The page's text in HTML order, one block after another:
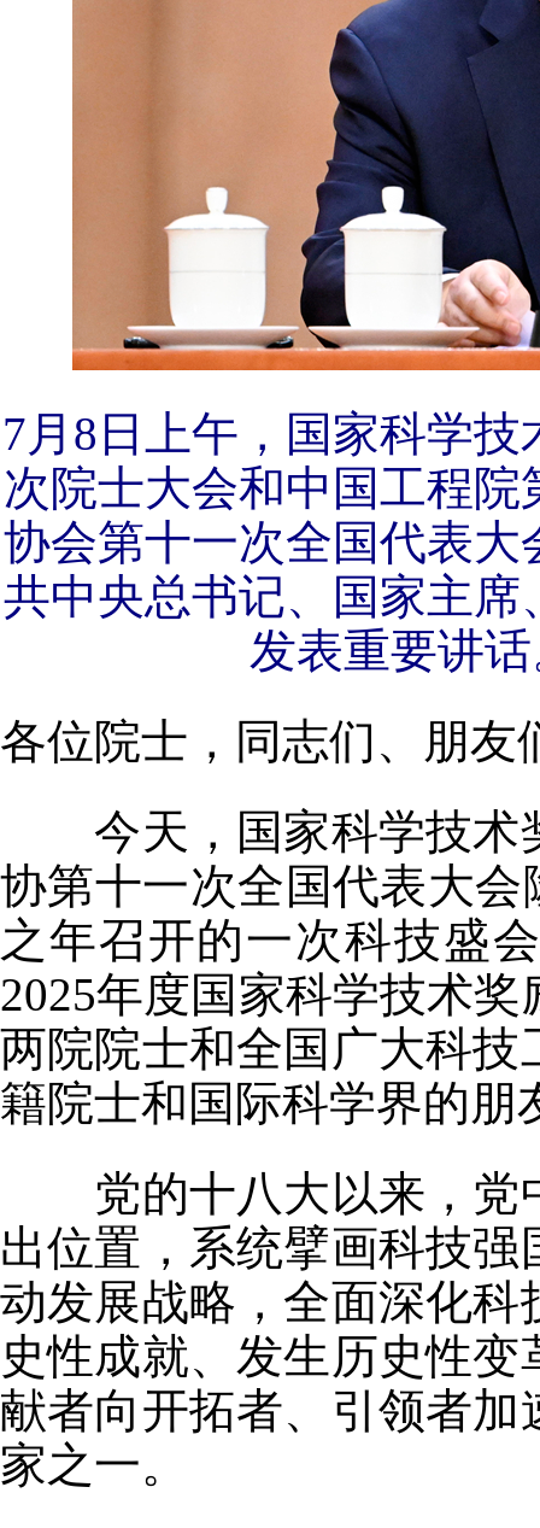
7月8日上午，国家科学
次院士大会和中国工程
协会第十一次全国代表
共中央总书记、国家主
发表重要讲
各位院士，同志们、朋友
今天，国家科学技术
协第十一次全国代表大
之年召开的一次科技盛
2025年度国家科学技术
两院院士和全国广大科
籍院士和国际科学界的朋
党的十八大以来，党
出位置，系统擘画科技
动发展战略，全面深化
史性成就、发生历史性
献者向开拓者、引领者
家之一。